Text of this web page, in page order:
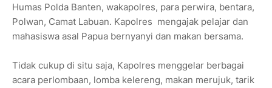
Humas Polda Banten, wakapolres, para perwira, bentara,
Polwan, Camat Labuan. Kapolres mengajak pelajar dan
mahasiswa asal Papua bernyanyi dan makan bersama.
Tidak cukup di situ saja, Kapolres menggelar berbagai
acara perlombaan, lomba kelereng, makan merujuk, tarik